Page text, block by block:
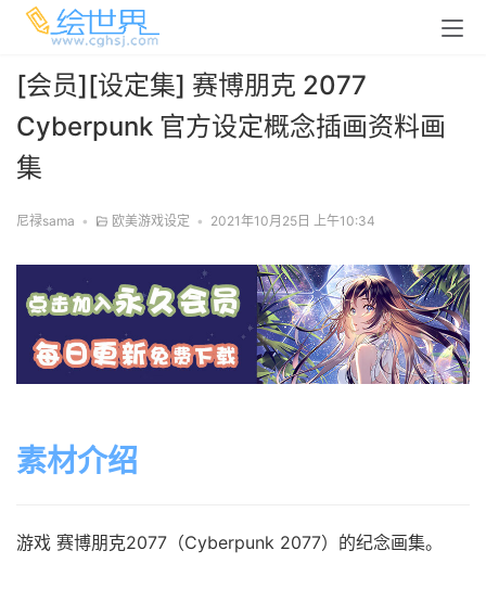
[会员][设定集] 赛博朋克 2077
Cyberpunk 官方设定概念插画资料画
集
尼禄sama • 欧美游戏设定 • 2021年10月25日 上午10:34
素材介绍
游戏 赛博朋克2077（Cyberpunk 2077）的纪念画集。